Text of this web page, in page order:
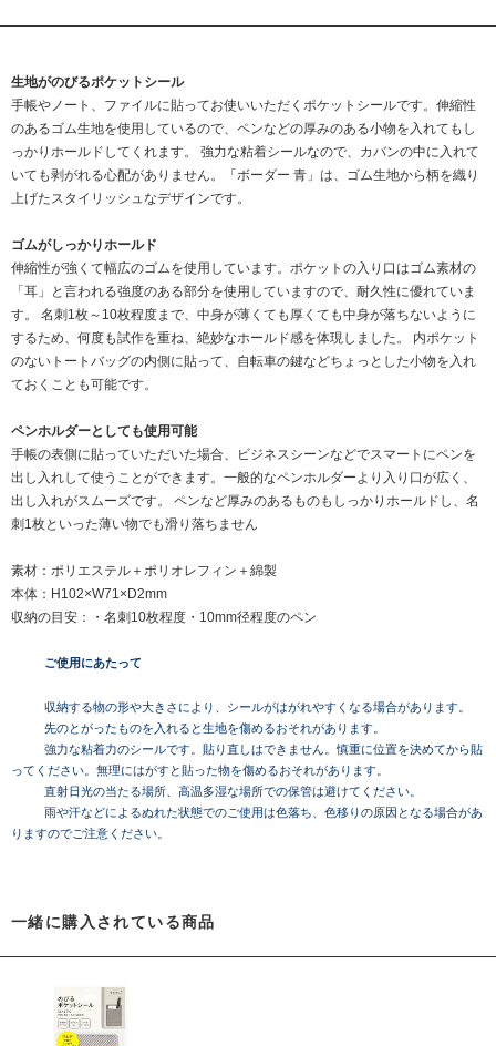
生地がのびるポケットシール
手帳やノート、ファイルに貼ってお使いいただくポケットシールです。伸縮性
のあるゴム生地を使用しているので、ペンなどの厚みのある小物を入れてもし
っかりホールドしてくれます。 強力な粘着シールなので、カバンの中に入れて
いても剥がれる心配がありません。「ボーダー 青」は、ゴム生地から柄を織り
上げたスタイリッシュなデザインです。
ゴムがしっかりホールド
伸縮性が強くて幅広のゴムを使用しています。ポケットの入り口はゴム素材の
「耳」と言われる強度のある部分を使用していますので、耐久性に優れていま
す。 名刺1枚～10枚程度まで、中身が薄くても厚くても中身が落ちないように
するため、何度も試作を重ね、絶妙なホールド感を体現しました。 内ポケット
のないトートバッグの内側に貼って、自転車の鍵などちょっとした小物を入れ
ておくことも可能です。
ペンホルダーとしても使用可能
手帳の表側に貼っていただいた場合、ビジネスシーンなどでスマートにペンを
出し入れして使うことができます。一般的なペンホルダーより入り口が広く、
出し入れがスムーズです。 ペンなど厚みのあるものもしっかりホールドし、名
刺1枚といった薄い物でも滑り落ちません
素材：ポリエステル＋ポリオレフィン＋綿製
本体：H102×W71×D2mm
収納の目安：・名刺10枚程度・10mm径程度のペン
ご使用にあたって
収納する物の形や大きさにより、シールがはがれやすくなる場合があります。
先のとがったものを入れると生地を傷めるおそれがあります。
強力な粘着力のシールです。貼り直しはできません。慎重に位置を決めてから貼
ってください。無理にはがすと貼った物を傷めるおそれがあります。
直射日光の当たる場所、高温多湿な場所での保管は避けてください。
雨や汗などによるぬれた状態でのご使用は色落ち、色移りの原因となる場合があ
りますのでご注意ください。
一緒に購入されている商品